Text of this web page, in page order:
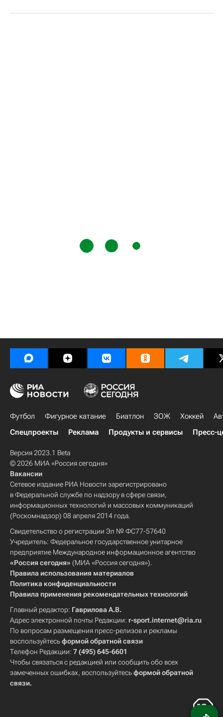
Футбол Фигурное катание Биатлон ЗОЖ Хоккей
Спецпроекты
Реклама Продукты и сервисы Пресс-
Версия 2023.1 Beta
© 2026 МИА «Россия сегодня»
Вакансии
Сетевое издание РИА Новости зарегистрировано
в Федеральной службе по надзору в сфере связи,
информационных технологий и массовых коммуникаций
(Роскомнадзор) 08 апреля 2014 года.
Свидетельство о регистрации Эл № ФС77-57640
Учредитель: Федеральное государственное унитарное
предприятие Международное информационное агентство
«Россия сегодня» (МИА «Россия сегодня»).
Правила использования материалов
Политика конфиденциальности
Правила применения рекомендательных технологий
Главный редактор: Гаврилова А.В.
Адрес электронной почты Редакции: r-sport.internet@ria.ru
По вопросам размещения пресс-релизов и рекламы
воспользуйтесьформой обратной связи
Телефон Редакции: 7 (495) 645-6601
Чтобы связаться с редакцией или сообщить обо всех
замеченных ошибках, воспользуйтесьформой обратной
связи.